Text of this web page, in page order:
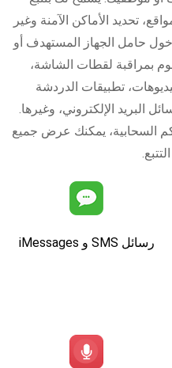
تحديد الأماكن الآمنة وغير
حامل الجهاز المستهدف أو
بمراقبة لقطات الشاشة،
تطبيقات الدردشة
البريد الإلكتروني، وغيرها.
السحابية، يمكنك عرض جميع
رسائل SMS و iMessages